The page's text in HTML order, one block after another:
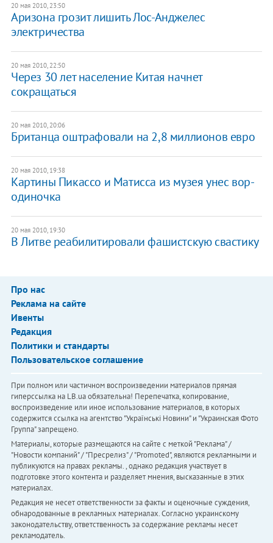
20 мая 2010, 23:50
Аризона грозит лишить Лос-Анджелес
электричества
20 мая 2010, 22:50
Через 30 лет население Китая начнет
сокращаться
20 мая 2010, 20:06
Британца оштрафовали на 2,8 миллионов евро
20 мая 2010, 19:38
Картины Пикассо и Матисса из музея унес вор-
одиночка
20 мая 2010, 19:30
В Литве реабилитировали фашистскую свастику
Про нас
Реклама на сайте
Ивенты
Редакция
Политики и стандарты
Пользовательское соглашение
При полном или частичном воспроизведении материалов прямая
гиперссылка на LB.ua обязательна! Перепечатка, копирование,
воспроизведение или иное использование материалов, в которых
содержится ссылка на агентство "Українськi Новини" и "Украинская Фото
Группа" запрещено.
Материалы, которые размещаются на сайте с меткой "Реклама" /
"Новости компаний" / "Пресрелиз" / "Promoted", являются рекламными и
публикуются на правах рекламы. , однако редакция участвует в
подготовке этого контента и разделяет мнения, высказанные в этих
материалах.
Редакция не несет ответственности за факты и оценочные суждения,
обнародованные в рекламных материалах. Согласно украинскому
законодательству, ответственность за содержание рекламы несет
рекламодатель.